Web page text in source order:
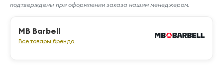
подтверждены при оформлении заказа нашим менеджером.
MB Barbell
Все товары бренда